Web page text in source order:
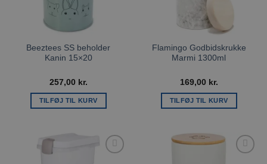
Beeztees SS beholder
Kanin 15×20
257,00 kr.
TILFØJ TIL KURV
Flamingo Godbidskrukke
Marmi 1300ml
169,00 kr.
TILFØJ TIL KURV